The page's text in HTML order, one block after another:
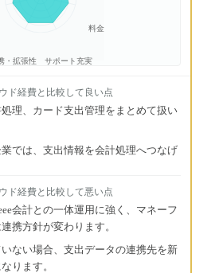
料金
サポート充実
・拡張性
ド経費と比較して良い点
理、カード支出管理をまとめて扱い
では、支出情報を会計処理へつなげ
ド経費と比較して悪い点
会計との一体運用に強く、マネーフ
携方針が変わります。
ない場合、支出データの連携先を新
ります。